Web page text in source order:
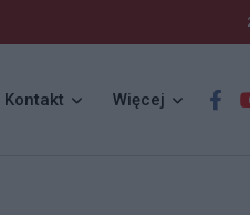
Kontakt Więcej